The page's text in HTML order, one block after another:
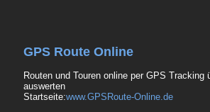
GPS Route Online
Routen und Touren online per GPS Tracking
auswerten
Startseite:www.GPSRoute-Online.de